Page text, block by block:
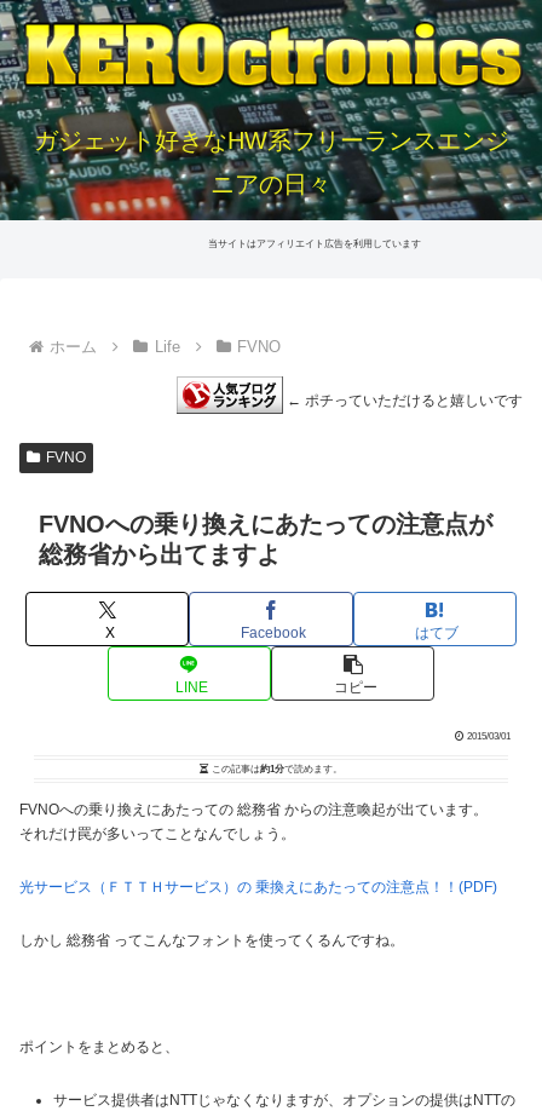
ガジェット好きなHW系フリーランスエンジ
ニアの日々
当サイトはアフィリエイト広告を利用しています
ホーム Life FVNO
← ポチっていただけると嬉しいです
FVNO
FVNOへの乗り換えにあたっての注意点が
総務省から出てますよ
X Facebook はてブ
LINE コピー
2015/03/01
この記事は約1分で読めます。
FVNOへの乗り換えにあたっての 総務省 からの注意喚起が出ています。
それだけ罠が多いってことなんでしょう。
光サービス（ＦＴＴＨサービス）の 乗換えにあたっての注意点！！(PDF)
しかし 総務省 ってこんなフォントを使ってくるんですね。
ポイントをまとめると、
サービス提供者はNTTじゃなくなりますが、オプションの提供はNTTの